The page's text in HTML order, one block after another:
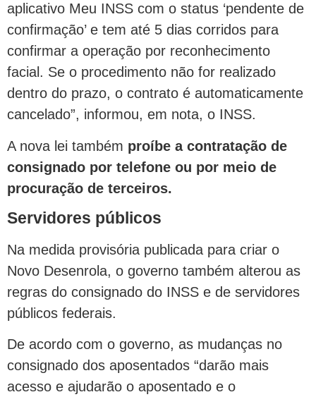
aplicativo Meu INSS com o status ‘pendente de
confirmação’ e tem até 5 dias corridos para
confirmar a operação por reconhecimento
facial. Se o procedimento não for realizado
dentro do prazo, o contrato é automaticamente
cancelado”, informou, em nota, o INSS.
A nova lei também proíbe a contratação de
consignado por telefone ou por meio de
procuração de terceiros.
Servidores públicos
Na medida provisória publicada para criar o
Novo Desenrola, o governo também alterou as
regras do consignado do INSS e de servidores
públicos federais.
De acordo com o governo, as mudanças no
consignado dos aposentados “darão mais
acesso e ajudarão o aposentado e o